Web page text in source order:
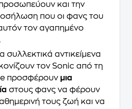
και την
που οι φανς του
τον αγαπημένο
συλλεκτικά αντικείμενα
τον Sonic από τη
προσφέρουν μια
στους φανς να φέρουν
τους ζωή και να